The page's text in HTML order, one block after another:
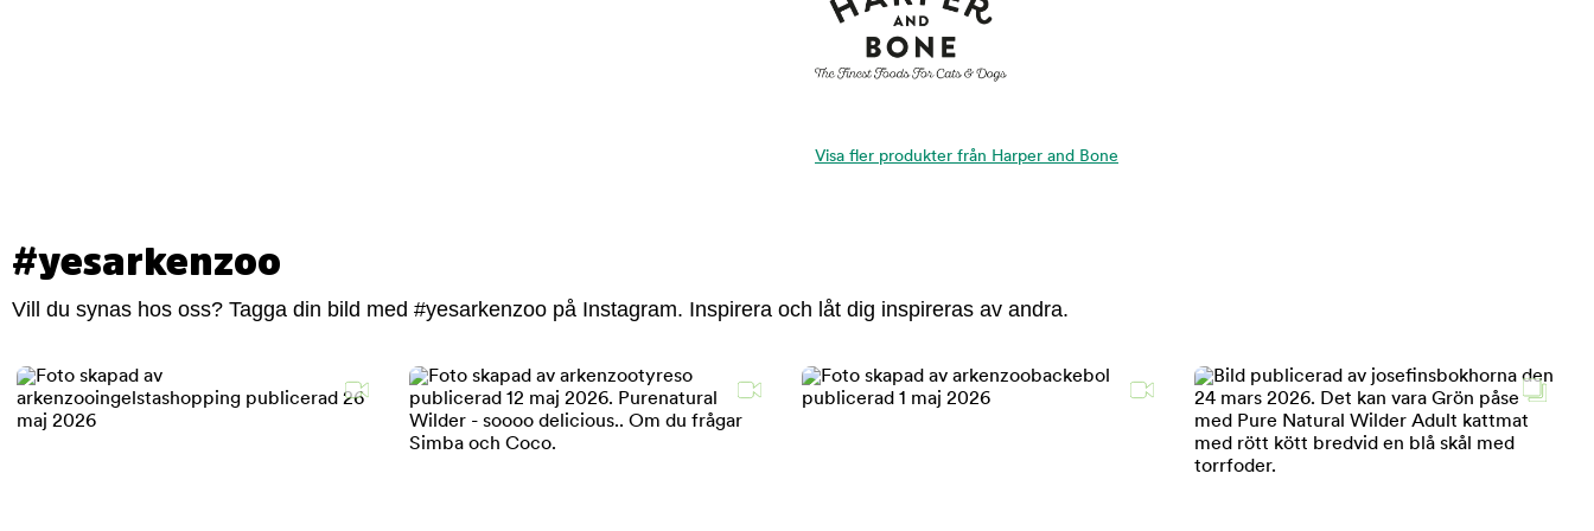
Visa fler produkter från Harper and Bone
#yesarkenzoo
Vill du synas hos oss? Tagga din bild med #yesarkenzoo på Instagram. Inspirera och låt dig inspireras av andra.